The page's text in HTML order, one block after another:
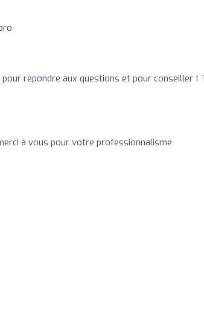
répondre aux questions et pour conseiller !
à vous pour votre professionnalisme